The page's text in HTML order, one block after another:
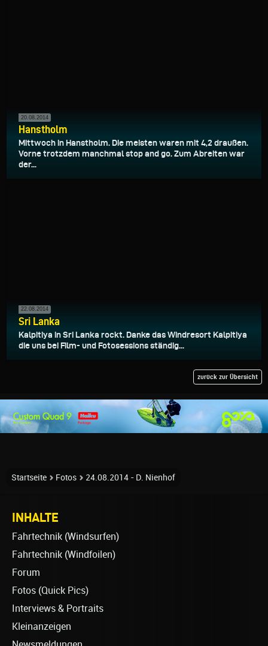
20.08.2014
Hanstholm
Mittwoch in Hanstholm. Die meisten waren mit 4,2 draußen.
Vorne trotzdem manchmal stop and go. Zum Abreiten war
der...
22.08.2014
Sri Lanka
Kalpitiya in Sri Lanka rockt. Danke das Windresort Kalpitiya
die uns bei Film- und Fotosessions ständig...
zurück zur Übersicht
Startseite Fotos 24.08.2014 - D. Nienhof
INHALTE
Fahrtechnik (Windsurfen)
Fahrtechnik (Windfoilen)
Forum
Fotos (Quick Pics)
Interviews & Portraits
Kleinanzeigen